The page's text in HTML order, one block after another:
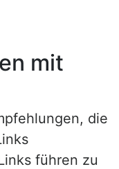
mit
die
führen zu